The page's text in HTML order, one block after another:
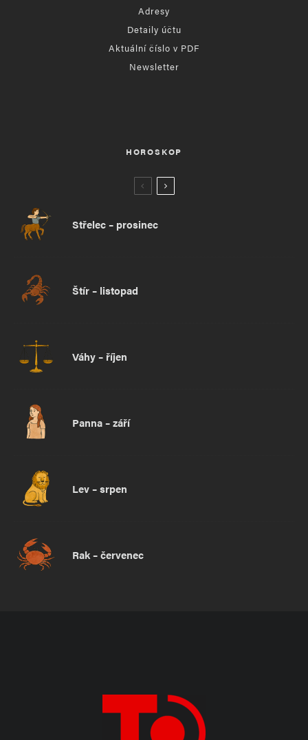
Adresy
Detaily účtu
Aktuální číslo v PDF
Newsletter
HOROSKOP
Střelec – prosinec
Štír – listopad
Váhy – říjen
Panna – září
Lev – srpen
Rak – červenec